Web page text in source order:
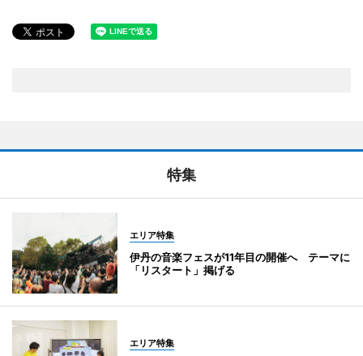
特集
エリア特集
伊丹の音楽フェスが11年目の開催へ テーマに
「リスタート」掲げる
エリア特集